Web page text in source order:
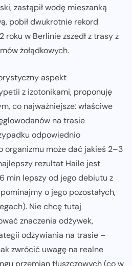
zastąpił wodę mieszanką
pobił dwukrotnie rekord
roku w Berlinie zszedł z trasy z
żołądkowych.
aspekt
z izotonikami, proponuję
co najważniejsze: właściwe
na trasie
odpowiednio
organizmu może dać jakieś 2–3
rezultat Haile jest
min lepszy od jego debiutu z
o jego pozostałych,
Nie chcę tutaj
znaczenia odżywek,
odżywiania na trasie –
zwrócić uwagę na realne
przemian tłuszczowych (co w